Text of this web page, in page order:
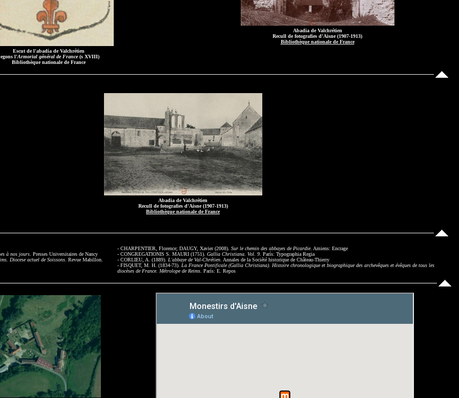
Escut de l'abadia de Valchrétien
l'Armorial général de France(s XVIII)
Bibliothèque nationale de France
Abadia de Valchrétien
Recull de fotografies d'Aisne (1907-1913)
Bibliothèque nationale de France
Abadia de Valchrétien
Recull de fotografies d'Aisne (1907-1913)
Bibliothèque nationale de France
à nos jours . Presses Universitaires de Nancy
Diocese actuel de Soissons . Revue Mabillon.
- CHARPENTIER, Florence; DAUGY, Xavier (2008). Sur le chemin des abbayes de Picardie. Amiens: Encrage
- CONGREGATIONIS S. MAURI (1751). Gallia Christiana. Vol. 9 . París: Typographia Regia
- CORLIEU, A. (1889). L'abbaye de Val-Chrétien . Annales de la Société historique de Château-Thierry
- FISQUET, M. H. (1834-73). La France Pontificale (Gallia Christiana). Histoire chronologique et biographique des archevêques et évêques de tous les
diocèses de France. Métrolope de Reims . París: E. Repos